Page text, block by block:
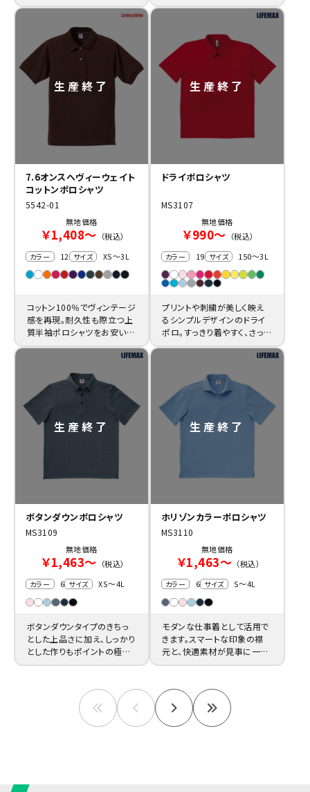
7.6オンスへヴィーウェイト
コットンポロシャツ
5542-01
無地価格
￥1,408～ （税込）
カラー 12 サイズ XS～3L
コットン100％でヴィンテージ
感を再現。耐久性も際立つ上
質半袖ポロシャツをお安い価
ドライポロシャツ
MS3107
無地価格
￥990～ （税込）
カラー 19 サイズ 150～3L
プリントや刺繍が美しく映え
るシンプルデザインのドライ
ポロ。すっきり着やすく、さっ
ボタンダウンポロシャツ
MS3109
無地価格
￥1,463～ （税込）
カラー 6 サイズ XS～4L
ボタンダウンタイプのきちっ
とした上品さに加え、しっかり
とした作りもポイントの極上
の一枚を格安で販売いたしま
ホリゾンカラーポロシャツ
MS3110
無地価格
￥1,463～ （税込）
カラー 6 サイズ S～4L
モダンな仕事着として活用で
きます。スマートな印象の襟
元と、快適素材が見事に一体
化。オーダーメイドにもしっか